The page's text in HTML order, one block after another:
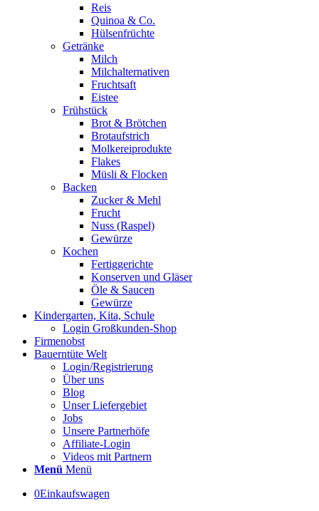
Reis
Quinoa & Co.
Hülsenfrüchte
Getränke
Milch
Milchalternativen
Fruchtsaft
Eistee
Frühstück
Brot & Brötchen
Brotaufstrich
Molkereiprodukte
Flakes
Müsli & Flocken
Backen
Zucker & Mehl
Frucht
Nuss (Raspel)
Gewürze
Kochen
Fertiggerichte
Konserven und Gläser
Öle & Saucen
Gewürze
Kindergarten, Kita, Schule
Login Großkunden-Shop
Firmenobst
Bauerntüte Welt
Login/Registrierung
Über uns
Blog
Unser Liefergebiet
Jobs
Unsere Partnerhöfe
Affiliate-Login
Videos mit Partnern
Menü Menü
0Einkaufswagen